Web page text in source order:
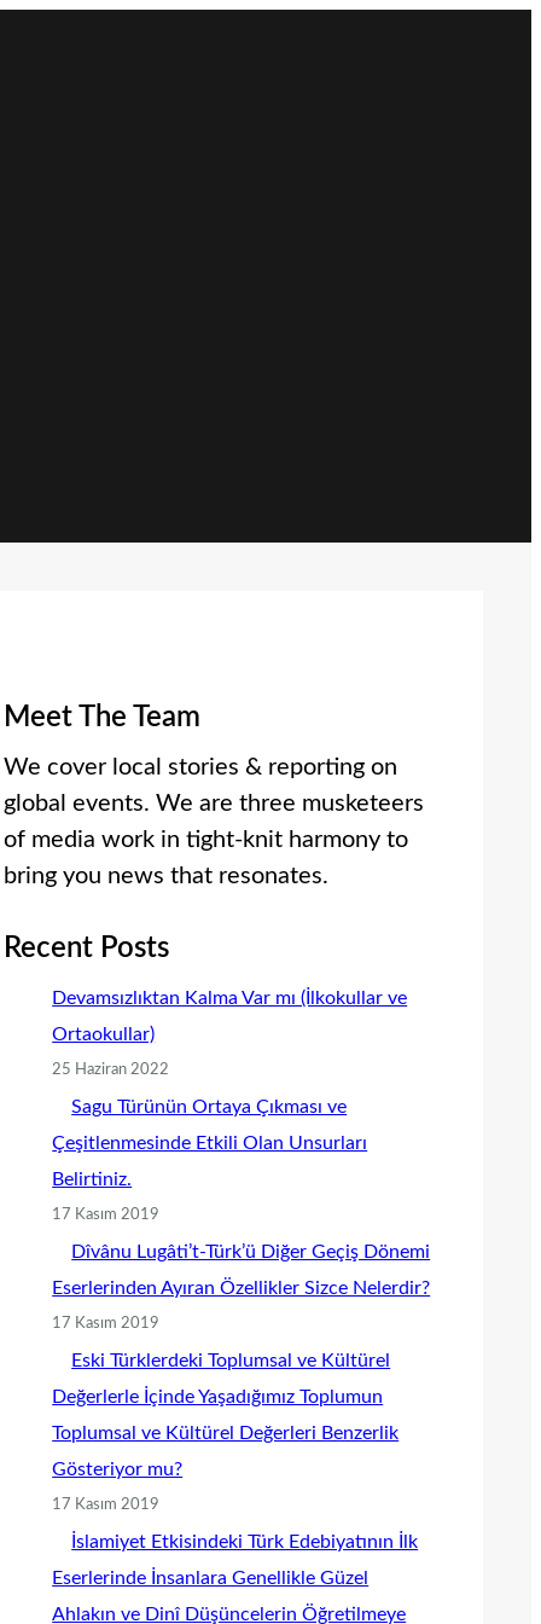
Meet The Team
We cover local stories & reporting on
global events. We are three musketeers
of media work in tight-knit harmony to
bring you news that resonates.
Recent Posts
Devamsızlıktan Kalma Var mı (İlkokullar ve
Ortaokullar)
25 Haziran 2022
Sagu Türünün Ortaya Çıkması ve
Çeşitlenmesinde Etkili Olan Unsurları
Belirtiniz.
17 Kasım 2019
Dîvânu Lugâti’t-Türk’ü Diğer Geçiş Dönemi
Eserlerinden Ayıran Özellikler Sizce Nelerdir?
17 Kasım 2019
Eski Türklerdeki Toplumsal ve Kültürel
Değerlerle İçinde Yaşadığımız Toplumun
Toplumsal ve Kültürel Değerleri Benzerlik
Gösteriyor mu?
17 Kasım 2019
İslamiyet Etkisindeki Türk Edebiyatının İlk
Eserlerinde İnsanlara Genellikle Güzel
Ahlakın ve Dinî Düşüncelerin Öğretilmeye